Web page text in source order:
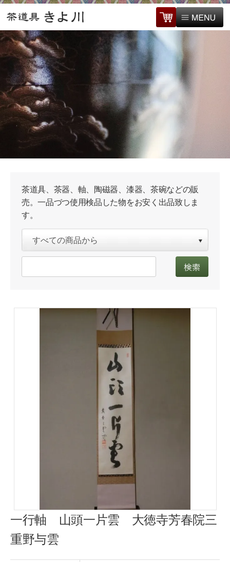
茶道具、茶器、軸、陶磁器、漆器、茶碗などの販
売。一品づつ使用検品した物をお安く出品致しま
す。
一行軸 山頭一片雲 大徳寺芳春院三
重野与雲